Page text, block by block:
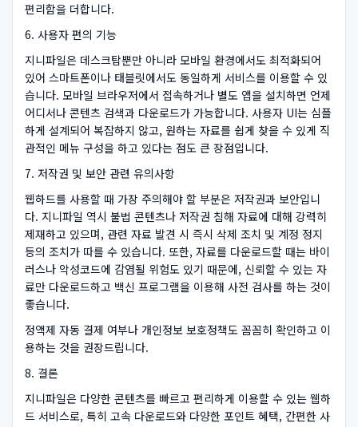
편리함을 더합니다.
6. 사용자 편의 기능
지니파일은 데스크탑뿐만 아니라 모바일 환경에서도 최적화되어
있어 스마트폰이나 태블릿에서도 동일하게 서비스를 이용할 수 있
습니다. 모바일 브라우저에서 접속하거나 별도 앱을 설치하면 언제
어디서나 콘텐츠 검색과 다운로드가 가능합니다. 사용자 UI는 심플
하게 설계되어 복잡하지 않고, 원하는 자료를 쉽게 찾을 수 있게 직
관적인 메뉴 구성을 하고 있다는 점도 큰 장점입니다.
7. 저작권 및 보안 관련 유의사항
웹하드를 사용할 때 가장 주의해야 할 부분은 저작권과 보안입니
다. 지니파일 역시 불법 콘텐츠나 저작권 침해 자료에 대해 강력히
제재하고 있으며, 관련 자료 발견 시 즉시 삭제 조치 및 계정 정지
등의 조치가 따를 수 있습니다. 또한, 자료를 다운로드할 때는 바이
러스나 악성코드에 감염될 위험도 있기 때문에, 신뢰할 수 있는 자
료만 다운로드하고 백신 프로그램을 이용해 사전 검사를 하는 것이
좋습니다.
정액제 자동 결제 여부나 개인정보 보호정책도 꼼꼼히 확인하고 이
용하는 것을 권장드립니다.
8. 결론
지니파일은 다양한 콘텐츠를 빠르고 편리하게 이용할 수 있는 웹하
드 서비스로, 특히 고속 다운로드와 다양한 포인트 혜택, 간편한 사